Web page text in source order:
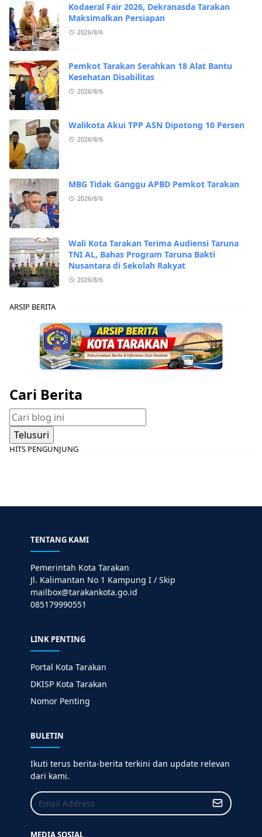
Kodaeral Fair 2026, Dekranasda Tarakan
Maksimalkan Persiapan
2026/8/6
Pemkot Tarakan Serahkan 18 Alat Bantu
Kesehatan Disabilitas
2026/8/6
Walikota Akui TPP ASN Dipotong 10 Persen
2026/8/6
MBG Tidak Ganggu APBD Pemkot Tarakan
2026/8/6
Wali Kota Tarakan Terima Audiensi Taruna
TNI AL, Bahas Program Taruna Bakti
Nusantara di Sekolah Rakyat
2026/8/6
ARSIP BERITA
Cari Berita
HITS PENGUNJUNG
TENTANG KAMI
Pemerintah Kota Tarakan
Jl. Kalimantan No 1 Kampung I / Skip
mailbox@tarakankota.go.id
085179990551
LINK PENTING
Portal Kota Tarakan
DKISP Kota Tarakan
Nomor Penting
BULETIN
Ikuti terus berita-berita terkini dan update relevan
dari kami.
MEDIA SOSIAL